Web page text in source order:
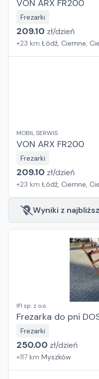
VON ARX FR200
Frezarki
209.10 zł/dzień
+23 km Łódź, Ciemne,
MOBIL SERWIS
VON ARX FR200
Frezarki
209.10 zł/dzień
+23 km Łódź, Ciemne,
Wyniki z
IFI sp. z o.o.
Frezarka do pni
Frezarki
250.00 zł/dzień
+117 km Myszków